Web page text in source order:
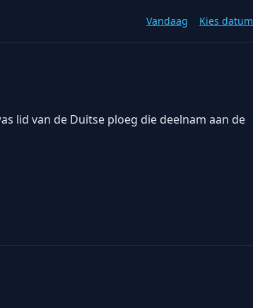
Vandaag Kies datum
lid van de Duitse ploeg die deelnam aan de